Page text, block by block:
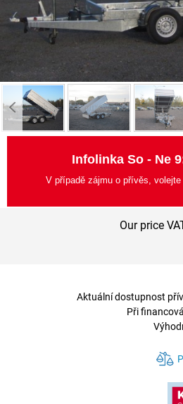
Infolinka So - Ne
V případě zájmu o přívěs, volejte
Our price
Aktuální dostupnost
Při